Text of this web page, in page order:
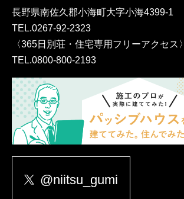
長野県南佐久郡小海町大字小海4399-1
TEL.0267-92-2323
〈365日別荘・住宅専用フリーアクセス〉
TEL.0800-800-2193
@niitsu_gumi